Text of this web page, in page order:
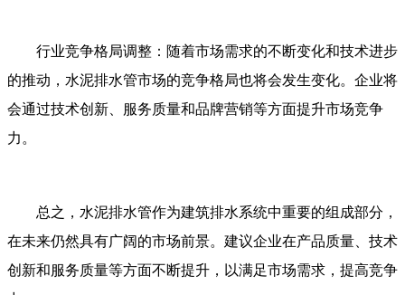
行业竞争格局调整：随着市场需求的不断变化和技术进步
的推动，水泥排水管市场的竞争格局也将会发生变化。企业将
会通过技术创新、服务质量和品牌营销等方面提升市场竞争
力。
总之，水泥排水管作为建筑排水系统中重要的组成部分，
在未来仍然具有广阔的市场前景。建议企业在产品质量、技术
创新和服务质量等方面不断提升，以满足市场需求，提高竞争